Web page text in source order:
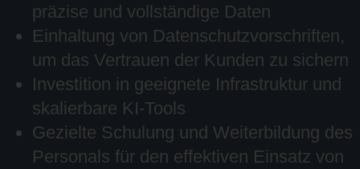
präzise und vollständige Daten
Einhaltung von Datenschutzvorschriften,
um das Vertrauen der Kunden zu sichern
Investition in geeignete Infrastruktur und
skalierbare KI-Tools
Gezielte Schulung und Weiterbildung des
Personals für den effektiven Einsatz von